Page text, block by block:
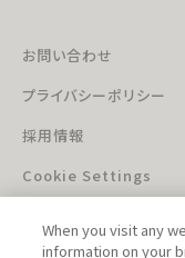
お問い合わせ
プライバシーポリシー
採用情報
Cookie Settings
When you visit any
information on your